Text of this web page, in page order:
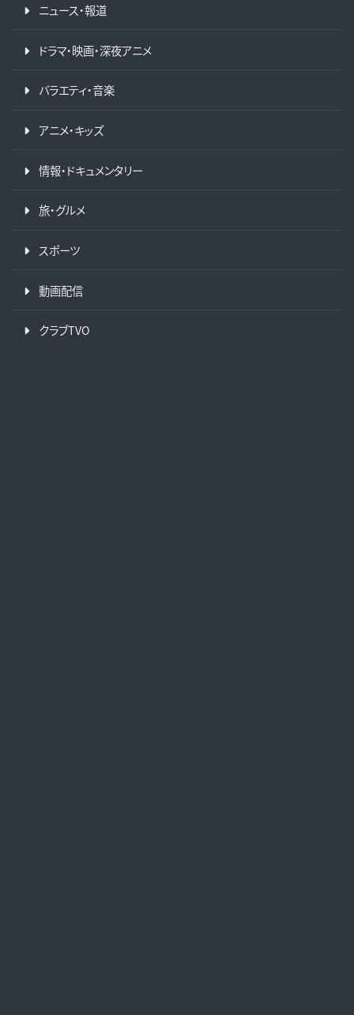
ニュース・報道
ドラマ・映画・深夜アニメ
バラエティ・音楽
アニメ・キッズ
情報・ドキュメンタリー
旅・グルメ
スポーツ
動画配信
クラブTVO